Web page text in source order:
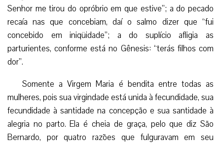
Senhor me tirou do opróbrio em que estive”; a do pecado
recaía nas que concebiam, daí o salmo dizer que “fui
concebido em iniqüidade”; a do suplício afligia as
parturientes, conforme está no Gênesis: “terás filhos com
dor”.
Somente a Virgem Maria é bendita entre todas as
mulheres, pois sua virgindade está unida à fecundidade, sua
fecundidade à santidade na concepção e sua santidade à
alegria no parto. Ela é cheia de graça, pelo que diz São
Bernardo, por quatro razões que fulguravam em seu